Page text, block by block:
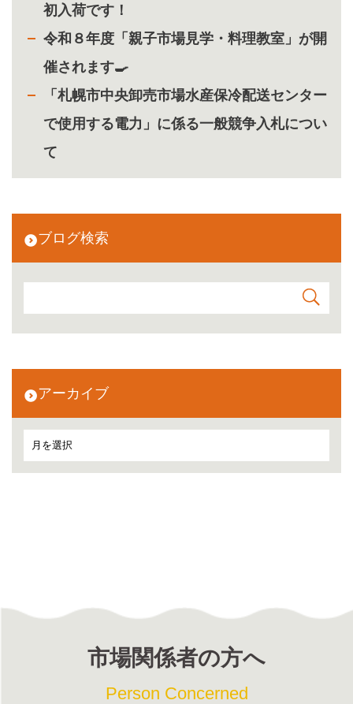
初入荷です！
令和８年度「親子市場見学・料理教室」が開
催されます🍳
「札幌市中央卸売市場水産保冷配送センター
で使用する電力」に係る一般競争入札につい
て
ブログ検索
アーカイブ
市場関係者の方へ
Person Concerned